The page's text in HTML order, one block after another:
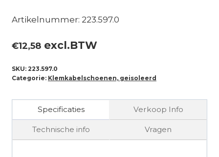
Artikelnummer: 223.597.0
€12,58 excl.BTW
SKU: 223.597.0
Categorie: Klemkabelschoenen, geisoleerd
Specificaties Verkoop Info
Technische info Vragen